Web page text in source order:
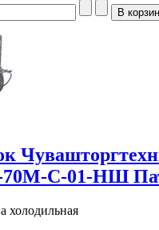
С-01-НШ
холодильная